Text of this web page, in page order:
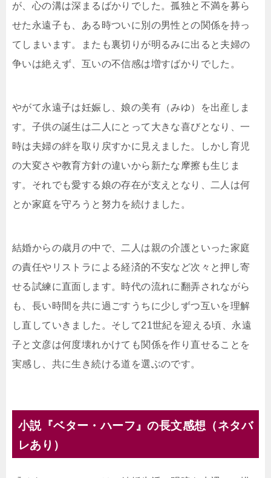
が、心の溝は深まるばかりでした。孤独と不満を募ら
せた永遠子も、ある時ついに別の男性との関係を持っ
てしまいます。またも裏切りが明るみに出ると夫婦の
争いは絶えず、互いの不信感は増すばかりでした。
やがて永遠子は妊娠し、娘の美有（みゆ）を出産しま
す。子供の誕生は二人にとって大きな喜びとなり、一
時は夫婦の絆を取り戻すかに見えました。しかし育児
の大変さや教育方針の違いから新たな摩擦も生じま
す。それでも愛する娘の存在が支えとなり、二人は何
とか家庭を守ろうと努力を続けました。
結婚からの歳月の中で、二人は親の介護といった家庭
の責任やリストラによる経済的不安など次々と押し寄
せる試練に直面します。時代の流れに翻弄されながら
も、長い時間を共に過ごすうちに少しずつ互いを理解
し直していきました。そして21世紀を迎える頃、永遠
子と文彦は何度壊れかけても関係を作り直せることを
実感し、共に生き続ける道を選ぶのです。
小説『ベター・ハーフ』の長文感想（ネタバ
レあり）